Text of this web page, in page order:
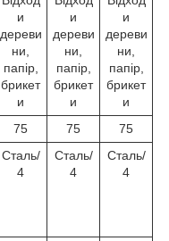
и
дереви
ни,
папір,
брикет
и
и
дереви
ни,
папір,
брикет
и
и
дереви
ни,
папір,
брикет
и
75 75
75
Сталь/
4
Сталь/
4
Сталь/
4